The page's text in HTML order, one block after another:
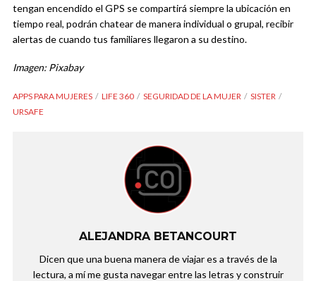
tengan encendido el GPS se compartirá siempre la ubicación en
tiempo real, podrán chatear de manera individual o grupal, recibir
alertas de cuando tus familiares llegaron a su destino.
Imagen: Pixabay
APPS PARA MUJERES LIFE 360 SEGURIDAD DE LA MUJER
SISTER
URSAFE
ALEJANDRA BETANCOURT
Dicen que una buena manera de viajar es a través de la
lectura, a mí me gusta navegar entre las letras y construir